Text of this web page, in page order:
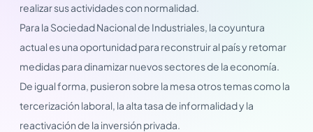
realizar sus actividades con normalidad.
Para la Sociedad Nacional de Industriales, la coyuntura
actual es una oportunidad para reconstruir al país y retomar
medidas para dinamizar nuevos sectores de la economía.
De igual forma, pusieron sobre la mesa otros temas como la
tercerización laboral, la alta tasa de informalidad y la
reactivación de la inversión privada.